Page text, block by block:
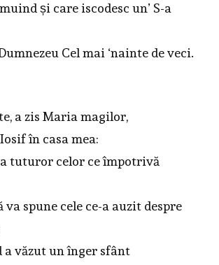
și care iscodesc un’ S-a
Cel mai ‘nainte de veci.
a zis Maria magilor,
în casa mea:
tuturor celor ce împotrivă
va spune cele ce-a auzit despre
a văzut un înger sfânt